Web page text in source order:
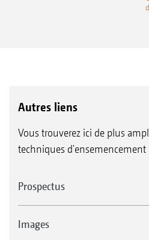
Autres liens
Vous trouverez ici de plus
techniques d'ensemencement
Prospectus
Images